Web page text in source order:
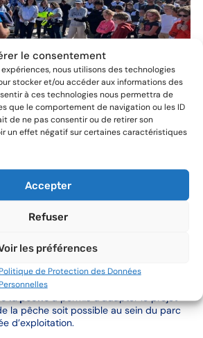
le consentement
nous utilisons des technologies
stocker et/ou accéder aux informations des
à ces technologies nous permettra de
que le comportement de navigation ou les ID
de ne pas consentir ou de retirer son
un effet négatif sur certaines caractéristiques
Accepter
Refuser
les préférences
Politique de Protection des Données
Personnelles
territorial
et de suivi du projet a été mise
le préfet de la région et le préfet
du Nord. Cette instance est unlieu de
avec les services de l’État, associations et
locaux pour suivre les études en
travail ont été constitués au sein de
la pêchea permis d’adapter le projet
la pêche soit possible au sein du parc
d’exploitation.